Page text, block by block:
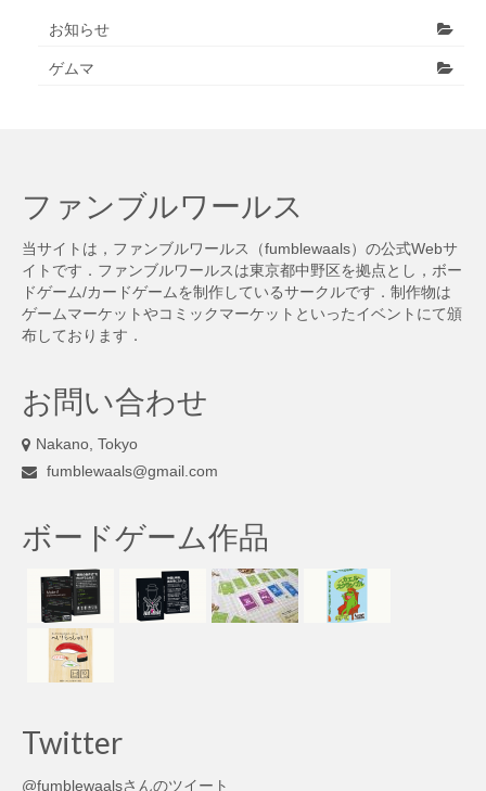
お知らせ
ゲムマ
ファンブルワールス
当サイトは，ファンブルワールス（fumblewaals）の公式Webサ
イトです．ファンブルワールスは東京都中野区を拠点とし，ボー
ドゲーム/カードゲームを制作しているサークルです．制作物は
ゲームマーケットやコミックマーケットといったイベントにて頒
布しております．
お問い合わせ
Nakano, Tokyo
fumblewaals@gmail.com
ボードゲーム作品
Twitter
@fumblewaalsさんのツイート